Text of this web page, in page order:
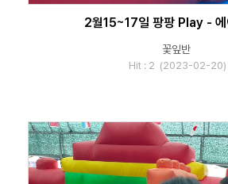
2월15~17일 팡팡 Play - 에
꽃잎반
Hit : 2 (2023-02-20)